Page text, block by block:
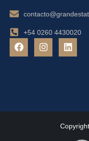
+54 0260 4430020
F
a
I
n
L
i